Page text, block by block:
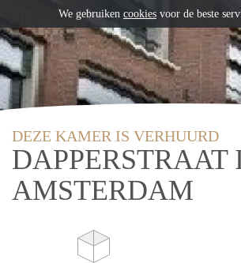
DEZE KAMER IS VERHUURD
DAPPERSTRAAT
AMSTERDAM
We gebruiken cookies voor de beste